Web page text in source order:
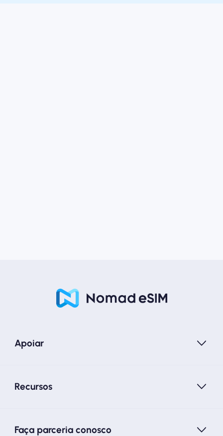
Apoiar
Recursos
Faça parceria conosco